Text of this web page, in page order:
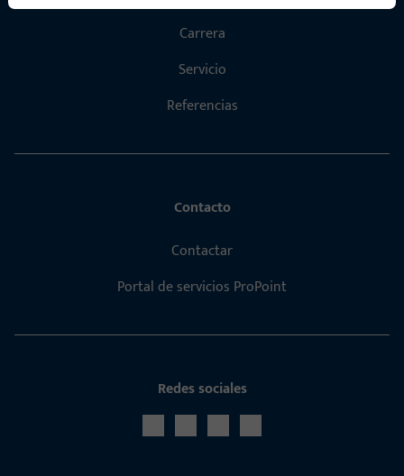
Carrera
Servicio
Referencias
Contacto
Contactar
Portal de servicios ProPoint
Redes sociales